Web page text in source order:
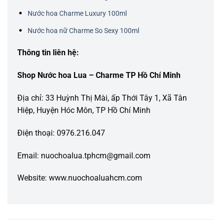
Nước hoa Charme Luxury 100ml
Nước hoa nữ Charme So Sexy 100ml
Thông tin liên hệ:
Shop Nước hoa Lua – Charme TP Hồ Chí Minh
Địa chỉ: 33 Huỳnh Thị Mài, ấp Thới Tây 1, Xã Tân
Hiệp, Huyện Hóc Môn, TP Hồ Chí Minh
Điện thoại: 0976.216.047
Email: nuochoalua.tphcm@gmail.com
Website: www.nuochoaluahcm.com